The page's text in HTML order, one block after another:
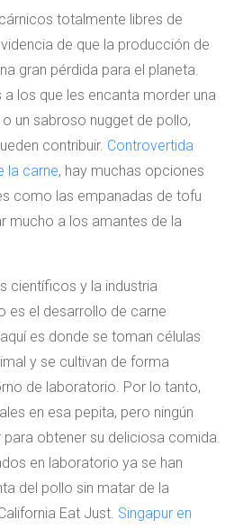
totalmente libres de
de que la producción de
gran pérdida para el planeta.
los que les encanta morder una
un sabroso nugget de pollo,
contribuir. Controvertida
la carne, hay muchas opciones
como las empanadas de tofu
mucho a los amantes de la
científicos y la industria
es el desarrollo de carne
es donde se toman células
y se cultivan de forma
de laboratorio. Por lo tanto,
en esa pepita, pero ningún
obtener su deliciosa comida.
en laboratorio ya se han
del pollo sin matar de la
Eat Just. Singapur en